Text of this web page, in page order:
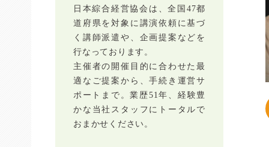
日本綜合経営協会は、全国47都
道府県を対象に講演依頼に基づ
く講師派遣や、企画提案などを
行なっております。
主催者の開催目的に合わせた最
適なご提案から、手続き運営サ
ポートまで。業歴51年、経験豊
かな当社スタッフにトータルで
おまかせください。